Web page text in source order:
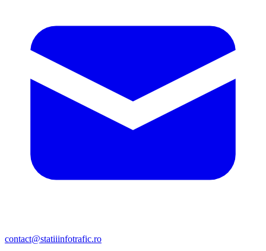
contact@statiiinfotrafic.ro